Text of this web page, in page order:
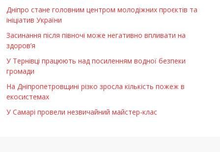
Дніпро стане головним центром молодіжних проєктів та
ініціатив України
Засинання після півночі може негативно впливати на
здоров’я
У Тернівці працюють над посиленням водної безпеки
громади
На Дніпропетровщині різко зросла кількість пожеж в
екосистемах
У Самарі провели незвичайний майстер-клас